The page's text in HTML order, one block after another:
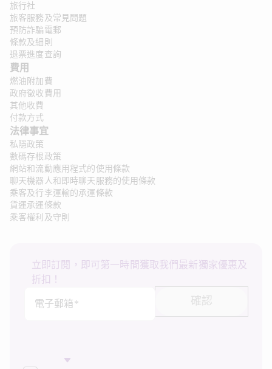
旅行社
旅客服務及常見問題
預防詐騙電郵
條款及細則
退票進度查詢
費用
燃油附加費
政府徵收費用
其他收費
付款方式
法律事宜
私隱政策
數碼存根政策
網站和流動應用程式的使用條款
聊天機器人和即時聊天服務的使用條款
乘客及行李運輸的承運條款
貨運承運條款
乘客權利及守則
立即訂閱，即可第一時間獲取我們最新獨家優惠及
折扣！
電子郵箱*
確認